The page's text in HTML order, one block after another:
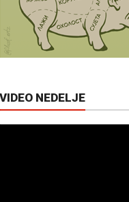
VIDEO NEDELJE